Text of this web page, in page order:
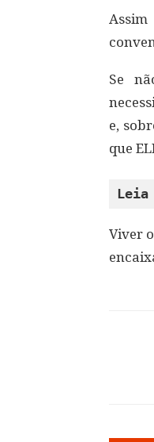
Se
e,
que
Leia
Viver